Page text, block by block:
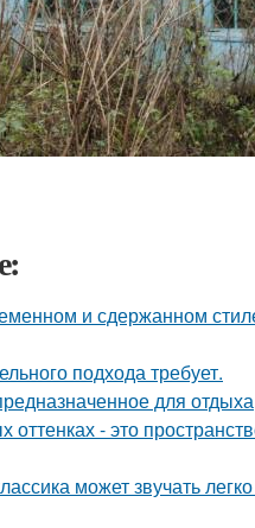
и сдержанном
подхода требует.
для
- это
может звучать